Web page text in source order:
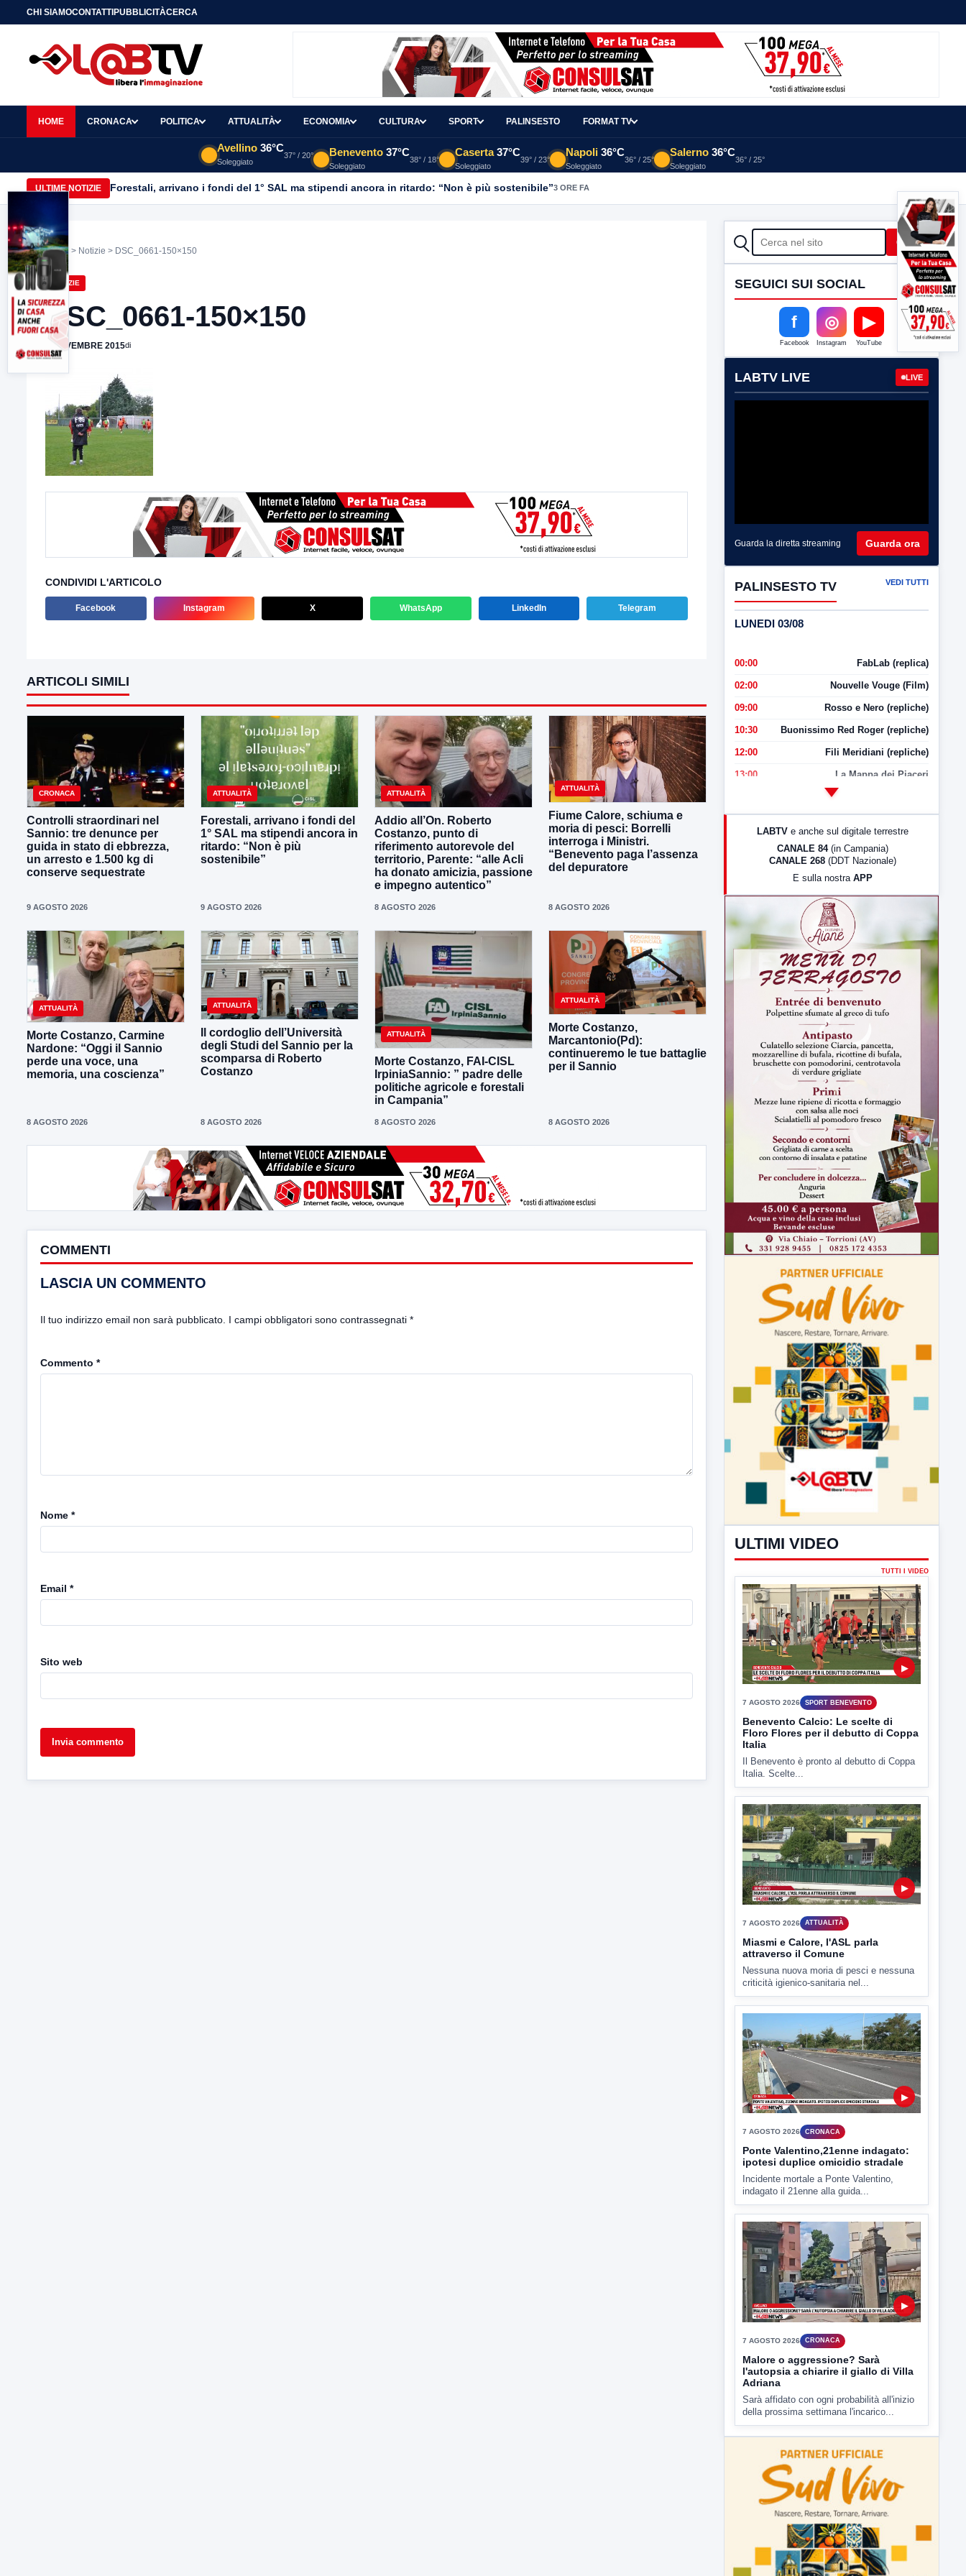
CHI SIAMOCONTATTIPUBBLICITÀCERCA
HOME CRONACA POLITICA ATTUALITÀ ECONOMIA CULTURA SPORT PALINSESTO FORMAT TV
Avellino 36°C
Soleggiato
37° / 20° Benevento 37°C
Soleggiato
38° / 18°
Caserta 37°C
Soleggiato
39° / 23°
Napoli 36°C
Soleggiato
36° / 25°
Salerno 36°C
Soleggiato
36° / 25°
ULTIME NOTIZIE Forestali, arrivano i fondi del 1° SAL ma stipendi ancora in ritardo: “Non è più sostenibile”3 ORE FA
Home > Notizie > DSC_0661-150×150
NOTIZIE
DSC_0661-150×150
3 NOVEMBRE 2015di
CONDIVIDI L'ARTICOLO
Facebook Instagram X WhatsApp LinkedIn Telegram
ARTICOLI SIMILI
CRONACA
Controlli straordinari nel
Sannio: tre denunce per
guida in stato di ebbrezza,
un arresto e 1.500 kg di
conserve sequestrate
9 AGOSTO 2026
ATTUALITÀ
Forestali, arrivano i fondi del
1° SAL ma stipendi ancora in
ritardo: “Non è più
sostenibile”
9 AGOSTO 2026
ATTUALITÀ
Addio all’On. Roberto
Costanzo, punto di
riferimento autorevole del
territorio, Parente: “alle Acli
ha donato amicizia, passione
e impegno autentico”
8 AGOSTO 2026
ATTUALITÀ
Fiume Calore, schiuma e
moria di pesci: Borrelli
interroga i Ministri.
“Benevento paga l’assenza
del depuratore
8 AGOSTO 2026
ATTUALITÀ
Morte Costanzo, Carmine
Nardone: “Oggi il Sannio
perde una voce, una
memoria, una coscienza”
8 AGOSTO 2026
ATTUALITÀ
Il cordoglio dell’Università
degli Studi del Sannio per la
scomparsa di Roberto
Costanzo
8 AGOSTO 2026
ATTUALITÀ
Morte Costanzo, FAI-CISL
IrpiniaSannio: ” padre delle
politiche agricole e forestali
in Campania”
8 AGOSTO 2026
ATTUALITÀ
Morte Costanzo,
Marcantonio(Pd):
continueremo le tue battaglie
per il Sannio
8 AGOSTO 2026
COMMENTI
LASCIA UN COMMENTO
Il tuo indirizzo email non sarà pubblicato. I campi obbligatori sono contrassegnati *
Commento *
Nome *
Email *
Sito web
CERCA Cerca
SEGUICI SUI SOCIAL
f
Facebook
◎
Instagram
▶
YouTube
LABTV LIVE LIVE
Guarda la diretta streaming Guarda ora
PALINSESTO TV VEDI TUTTI
LUNEDI 03/08
00:00 FabLab (replica)
02:00 Nouvelle Vouge (Film)
09:00 Rosso e Nero (repliche)
10:30 Buonissimo Red Roger (repliche)
12:00 Fili Meridiani (repliche)
13:00 La Mappa dei Piaceri
LabNews (Diretta)
LabNews (replica)
LABTV e anche sul digitale terrestre
CANALE 84 (in Campania)
CANALE 268 (DDT Nazionale)
E sulla nostra APP
ULTIMI VIDEO
TUTTI I VIDEO
▶
7 AGOSTO 2026 SPORT BENEVENTO
Benevento Calcio: Le scelte di
Floro Flores per il debutto di Coppa
Italia
Il Benevento è pronto al debutto di Coppa
Italia. Scelte...
▶
7 AGOSTO 2026 ATTUALITÀ
Miasmi e Calore, l'ASL parla
attraverso il Comune
Nessuna nuova moria di pesci e nessuna
criticità igienico-sanitaria nel...
▶
7 AGOSTO 2026 CRONACA
Ponte Valentino,21enne indagato:
ipotesi duplice omicidio stradale
Incidente mortale a Ponte Valentino,
indagato il 21enne alla guida...
▶
7 AGOSTO 2026 CRONACA
Malore o aggressione? Sarà
l'autopsia a chiarire il giallo di Villa
Adriana
Sarà affidato con ogni probabilità all'inizio
della prossima settimana l'incarico...